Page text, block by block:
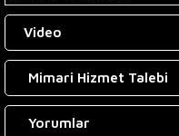
Video
Mimari Hizmet Talebi
Yorumlar